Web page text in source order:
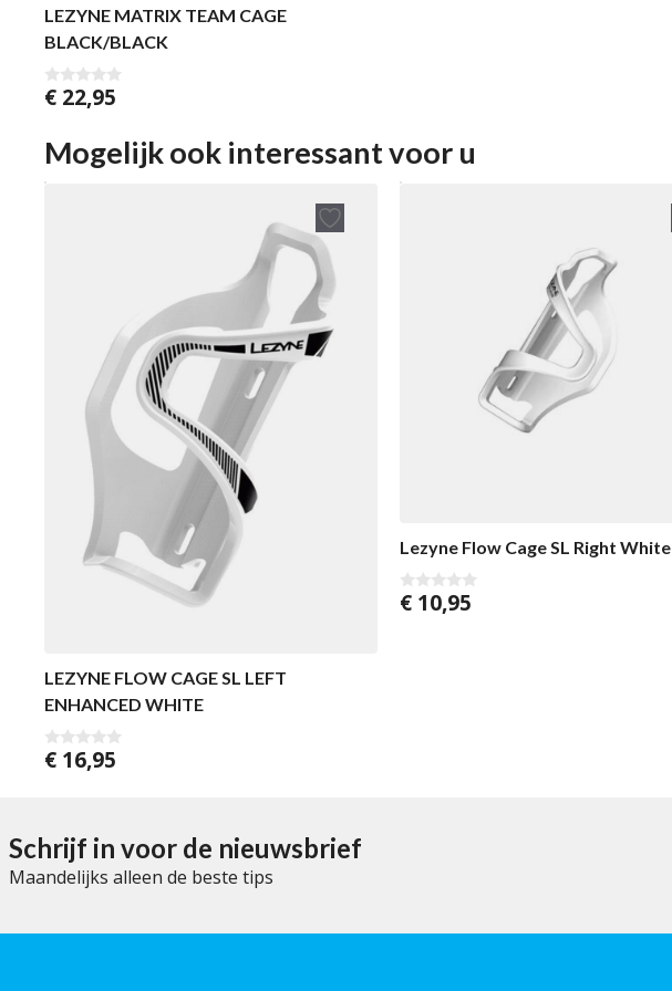
LEZYNE MATRIX TEAM CAGE
BLACK/BLACK
0
v
5
€ 22,95
Mogelijk ook interessant voor u
LEZYNE FLOW CAGE SL LEFT
ENHANCED WHITE
0
v
€ 16,95
Lezyne Flow Cage SL Right White
0
€ 10,95
Schrijf in voor de nieuwsbrief
Maandelijks alleen de beste tips